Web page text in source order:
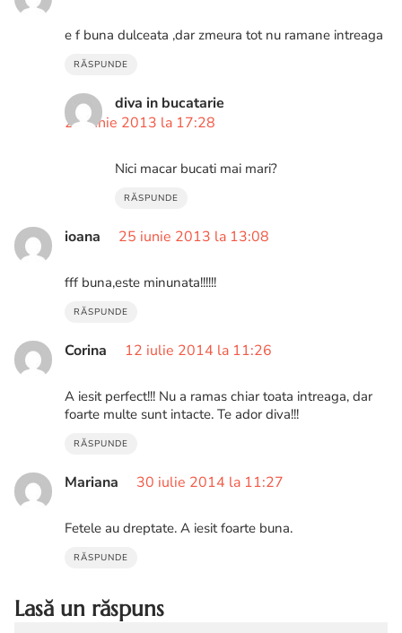
e f buna dulceata ,dar zmeura tot nu ramane intreaga
RĂSPUNDE
diva in bucatarie
20 iunie 2013 la 17:28
Nici macar bucati mai mari?
RĂSPUNDE
ioana 25 iunie 2013 la 13:08
fff buna,este minunata!!!!!!
RĂSPUNDE
Corina 12 iulie 2014 la 11:26
A iesit perfect!!! Nu a ramas chiar toata intreaga, dar
foarte multe sunt intacte. Te ador diva!!!
RĂSPUNDE
Mariana 30 iulie 2014 la 11:27
Fetele au dreptate. A iesit foarte buna.
RĂSPUNDE
Lasă un răspuns